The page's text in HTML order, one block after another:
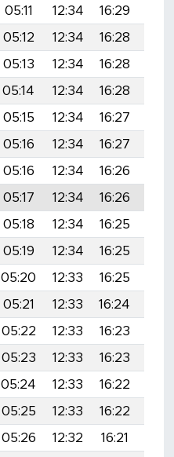
05:11 12:34 16:29
05:12 12:34 16:28
05:13 12:34 16:28
05:14 12:34 16:28
05:15 12:34 16:27
05:16 12:34 16:27
05:16 12:34 16:26
05:17 12:34 16:26
05:18 12:34 16:25
05:19 12:34 16:25
05:20 12:33 16:25
05:21 12:33 16:24
05:22 12:33 16:23
05:23 12:33 16:23
05:24 12:33 16:22
05:25 12:33 16:22
05:26 12:32 16:21